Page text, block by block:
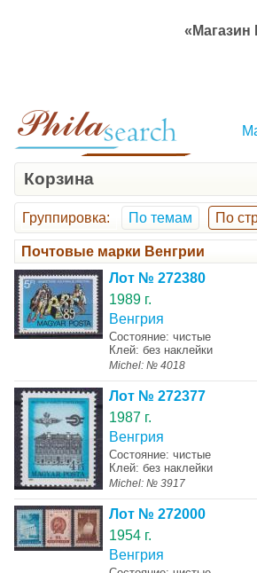
Корзина
Группировка: По темам По
Почтовые марки Венгрии
Лот № 272380
1989 г.
Венгрия
Состояние: чистые
Клей: без наклейки
Michel: № 4018
Лот № 272377
1987 г.
Венгрия
Состояние: чистые
Клей: без наклейки
Michel: № 3917
Лот № 272000
1954 г.
Венгрия